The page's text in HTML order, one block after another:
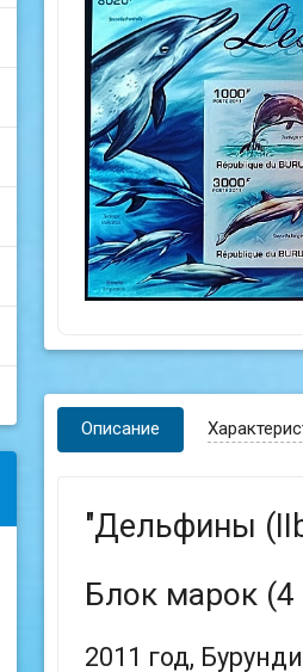
Описание
"Дельфины
Блок марок
2011 год,